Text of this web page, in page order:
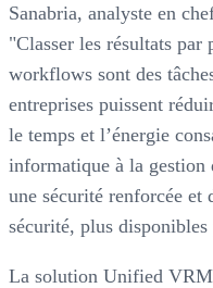
Sanabria, analyste en
"Classer les résultats
workflows sont des
entreprises puissent
le temps et l’énergie
informatique à la
une sécurité renforcée et
sécurité, plus
La solution Unified